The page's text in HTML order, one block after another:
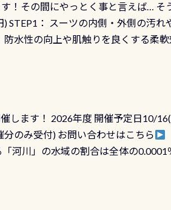
！その間にやっとく事と言えば… そ
STEP1： スーツの内側・外側の汚
水性の向上や肌触りを良くする柔
てのは避けましょう！実際水につ
ングの際に行うのですが、空気を
一緒な訳ですから、ボタンが潮噛
う！まだした事がない方はこれを
します！ 2026年度 開催予定日10/
のみ受付) お問い合わせはこちら
河川」の水域の割合は全体の